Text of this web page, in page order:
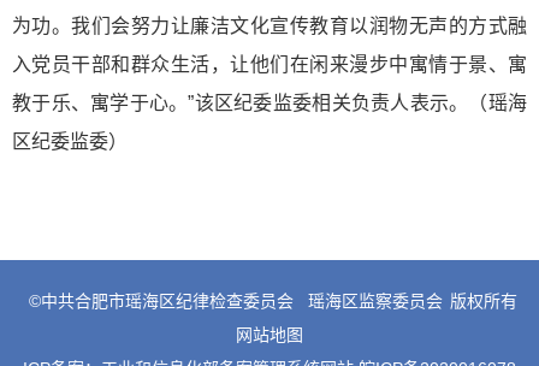
为功。我们会努力让廉洁文化宣传教育以润物无声的方式融
入党员干部和群众生活，让他们在闲来漫步中寓情于景、寓
教于乐、寓学于心。”该区纪委监委相关负责人表示。（瑶海
区纪委监委）
©中共合肥市瑶海区纪律检查委员会 瑶海区监察委员会 版权所有
网站地图